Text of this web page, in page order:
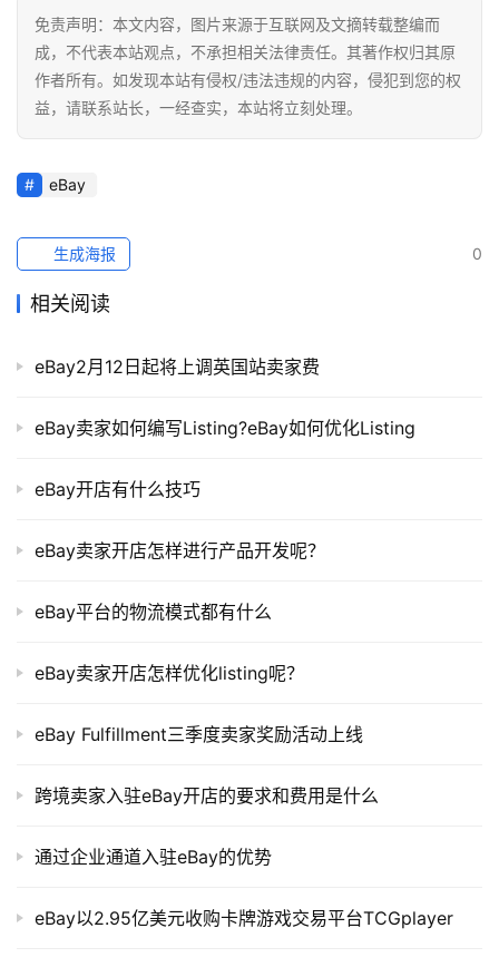
营
销
跨
航
免责声明：本文内容，图片来源于互联网及文摘转载整编而
成，不代表本站观点，不承担相关法律责任。其著作权归其原
作者所有。如发现本站有侵权/违法违规的内容，侵犯到您的权
益，请联系站长，一经查实，本站将立刻处理。
eBay
0
生成海报
相关阅读
eBay2月12日起将上调英国站卖家费
eBay卖家如何编写Listing?eBay如何优化Listing
eBay开店有什么技巧
eBay卖家开店怎样进行产品开发呢？
eBay平台的物流模式都有什么
eBay卖家开店怎样优化listing呢？
eBay Fulfillment三季度卖家奖励活动上线
跨境卖家入驻eBay开店的要求和费用是什么
通过企业通道入驻eBay的优势
eBay以2.95亿美元收购卡牌游戏交易平台TCGplayer